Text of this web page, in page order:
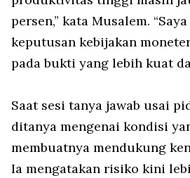
persen,” kata Musalem.
keputusan kebijakan
pada bukti yang lebih kuat
Saat sesi tanya jawab usai
ditanya mengenai kondisi
membuatnya mendukung
Ia mengatakan risiko kini